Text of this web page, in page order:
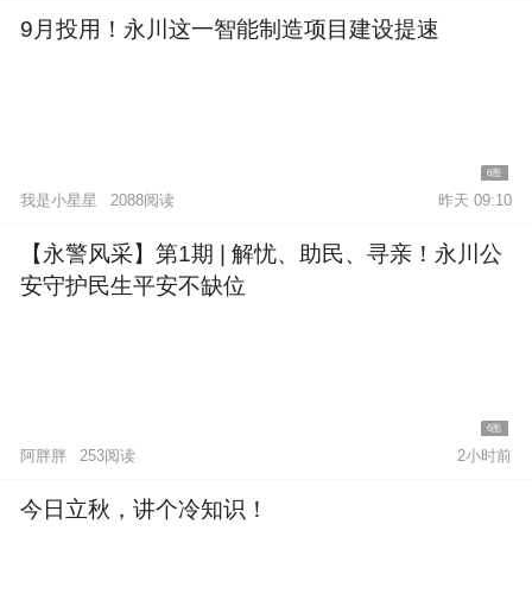
9月投用！永川这一智能制造项目建设提速
6图
我是小星星 2088阅读 昨天 09:10
【永警风采】第1期 | 解忧、助民、寻亲！永川公
安守护民生平安不缺位
6图
阿胖胖 253阅读 2小时前
今日立秋，讲个冷知识！